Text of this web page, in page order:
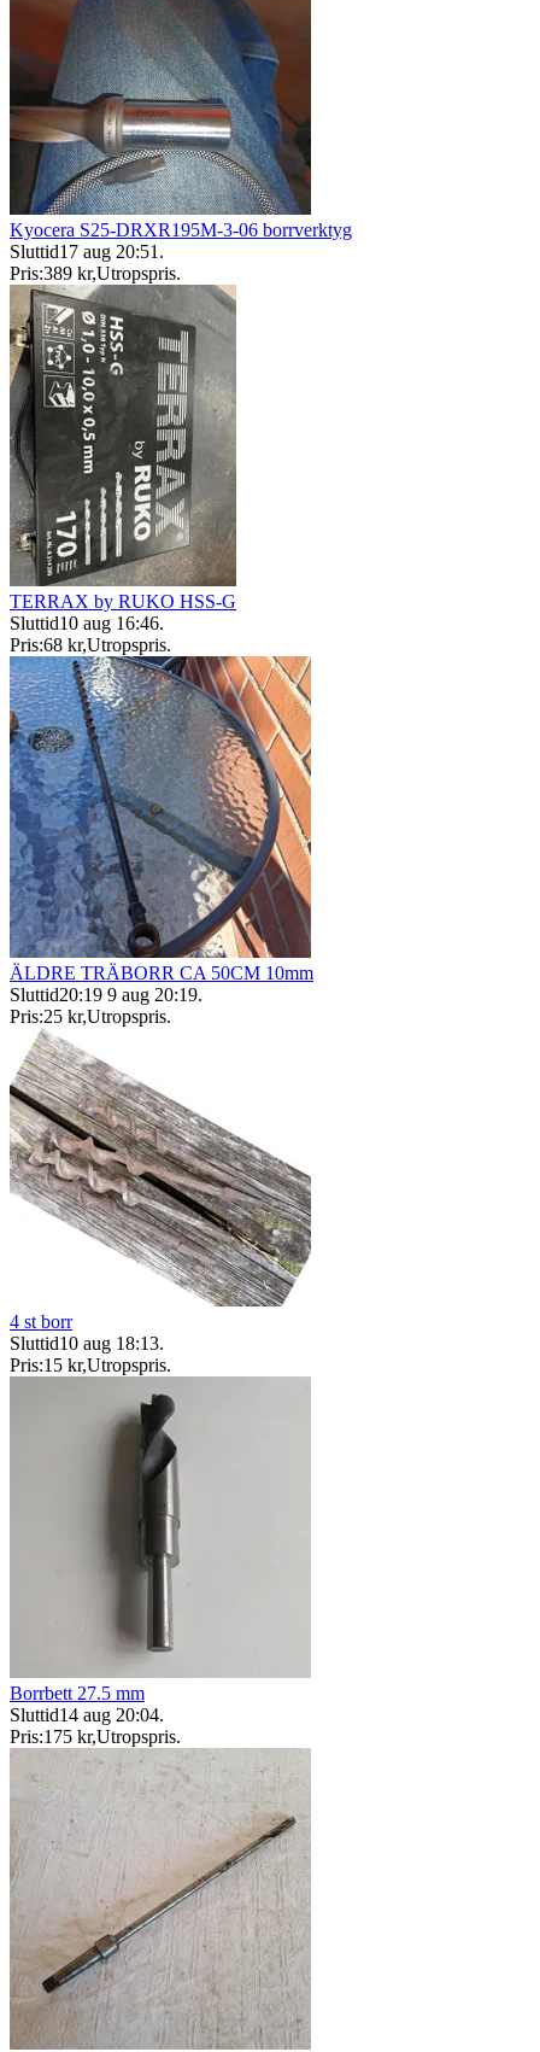
Kyocera S25-DRXR195M-3-06 borrverktyg
Sluttid17 aug 20:51 .
Pris:389 kr,Utropspris.
TERRAX by RUKO HSS-G
Sluttid10 aug 16:46.
Pris:68 kr,Utropspris.
ÄLDRE TRÄBORR CA 50CM 10mm
Sluttid20:19 9 aug 20:19.
Pris:25 kr,Utropspris.
4 st borr
Sluttid10 aug 18:13.
Pris:15 kr,Utropspris.
Borrbett 27.5 mm
Sluttid14 aug 20:04.
Pris:175 kr,Utropspris.